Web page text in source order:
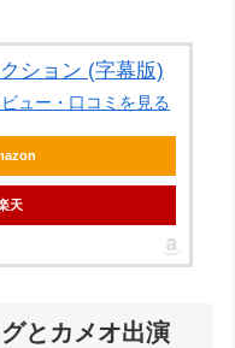
ション (字幕版)
ュー・口コミを見る
天
とカメオ出演